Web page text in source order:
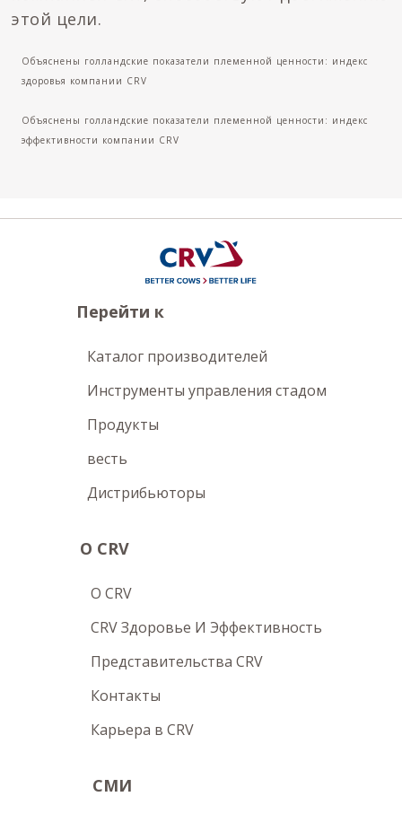
этой цели.
Объяснены голландские показатели племенной ценности: индекс
здоровья компании CRV
Объяснены голландские показатели племенной ценности: индекс
эффективности компании CRV
Перейти к
Каталог производителей
Инструменты управления стадом
Продукты
весть
Дистрибьюторы
О CRV
O CRV
CRV Здоровье И Эффективность
Представительства CRV
Контакты
Карьера в CRV
СМИ